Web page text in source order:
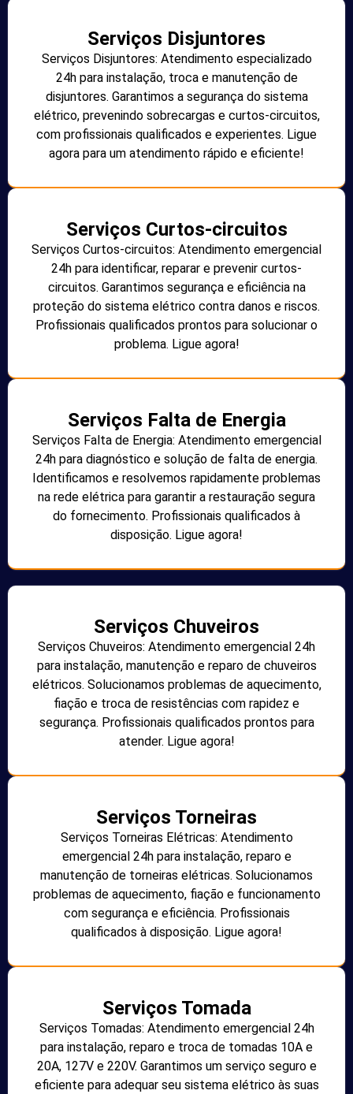
Serviços Disjuntores
Serviços Disjuntores: Atendimento especializado
24h para instalação, troca e manutenção de
disjuntores. Garantimos a segurança do sistema
elétrico, prevenindo sobrecargas e curtos-circuitos,
com profissionais qualificados e experientes. Ligue
agora para um atendimento rápido e eficiente!
Serviços Curtos-circuitos
Serviços Curtos-circuitos: Atendimento emergencial
24h para identificar, reparar e prevenir curtos-
circuitos. Garantimos segurança e eficiência na
proteção do sistema elétrico contra danos e riscos.
Profissionais qualificados prontos para solucionar o
problema. Ligue agora!
Serviços Falta de Energia
Serviços Falta de Energia: Atendimento emergencial
24h para diagnóstico e solução de falta de energia.
Identificamos e resolvemos rapidamente problemas
na rede elétrica para garantir a restauração segura
do fornecimento. Profissionais qualificados à
disposição. Ligue agora!
Serviços Chuveiros
Serviços Chuveiros: Atendimento emergencial 24h
para instalação, manutenção e reparo de chuveiros
elétricos. Solucionamos problemas de aquecimento,
fiação e troca de resistências com rapidez e
segurança. Profissionais qualificados prontos para
atender. Ligue agora!
Serviços Torneiras
Serviços Torneiras Elétricas: Atendimento
emergencial 24h para instalação, reparo e
manutenção de torneiras elétricas. Solucionamos
problemas de aquecimento, fiação e funcionamento
com segurança e eficiência. Profissionais
qualificados à disposição. Ligue agora!
Serviços Tomada
Serviços Tomadas: Atendimento emergencial 24h
para instalação, reparo e troca de tomadas 10A e
20A, 127V e 220V. Garantimos um serviço seguro e
eficiente para adequar seu sistema elétrico às suas